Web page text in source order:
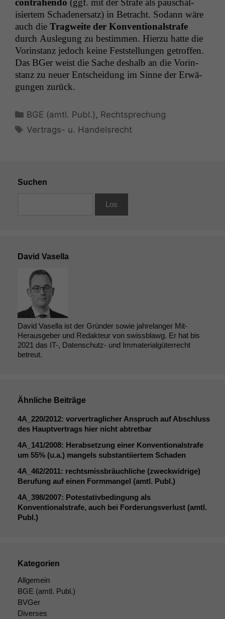
isiertem Schaden­er­satz) in Betra­cht. Sodann wäre
auch die Trag­weite der Kon­ven­tion­al­strafe
durch Ausle­gung zu bes­tim­men. Hierzu hat­te die
Vorin­stanz jedoch keine Fest­stel­lun­gen getrof­fen.
Das BGer weist die Sache deshalb an die Vorin­
stanz zu neuer Entschei­dung im Sinne der Erwä­
gun­gen zurück.
Kategorien
BGE (amtl. Publ.) , Rechtsprechung
Schlagwörter
Vertrags- u. Handelsrecht
Suchen
David Vasella
David Vasella ist der Gründer sowie jahrelanger Mit-
Herausgeber und Redakteur von swissblawg. Er hat bis
2021 das IT-, Datenschutz- und Immaterialgüterrecht
betreut.
Ähnliche Beiträge
4A_220/2012: vorvertraglicher Anspruch auf Abschluss
des Hauptvertrags hier nicht abtretbar
4A_141/2008: Herabsetzung einer Konventionalstrafe
um 55% (u.a.) mangels substantiiertem Schaden
4A_462/2011: rechtsmissbräuchliche (zweckwidrige)
Berufung auf einen Formmangel (amtl. Publ.)
4A_398/2007: Potestativbedingung als
Konventionalstrafe, auch bei Forderungsverlust (amtl.
Publ.)
Kategorien
Allgemein
BGE (amtl. Publ.)
BVGer
Diverses